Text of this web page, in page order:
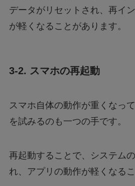
データがリセットされ、再イ
が軽くなることがあります。
3-2. スマホの再起動
スマホ自体の動作が重くなっ
を試みるのも一つの手です。
再起動することで、システム
れ、アプリの動作が軽くなる